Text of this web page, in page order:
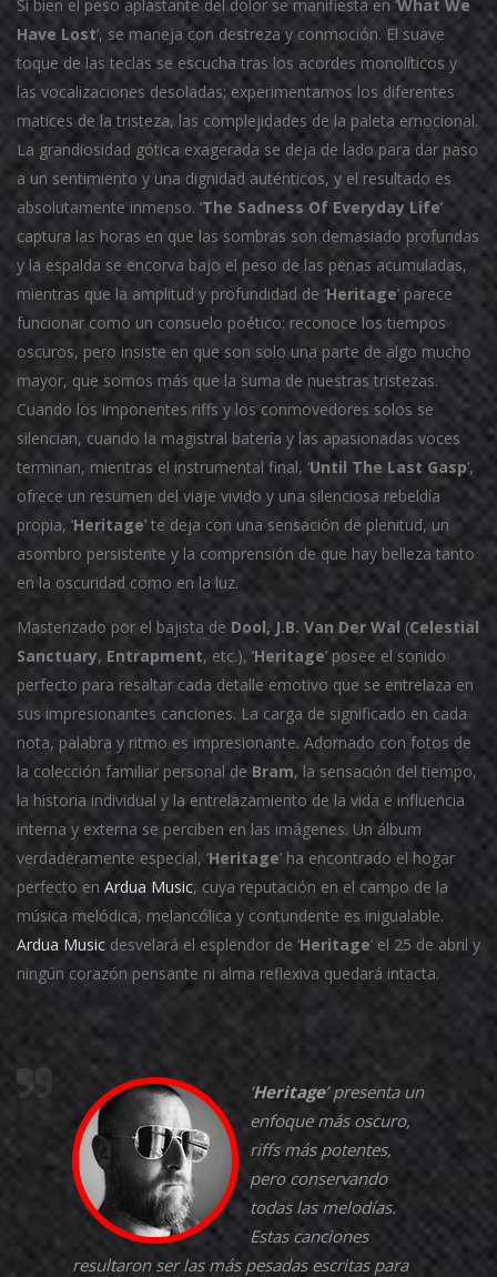
Si bien el peso aplastante del dolor se manifiesta en ‘What We
Have Lost’, se maneja con destreza y conmoción. El suave
toque de las teclas se escucha tras los acordes monolíticos y
las vocalizaciones desoladas; experimentamos los diferentes
matices de la tristeza, las complejidades de la paleta emocional.
La grandiosidad gótica exagerada se deja de lado para dar paso
a un sentimiento y una dignidad auténticos, y el resultado es
absolutamente inmenso. ‘The Sadness Of Everyday Life’
captura las horas en que las sombras son demasiado profundas
y la espalda se encorva bajo el peso de las penas acumuladas,
mientras que la amplitud y profundidad de ‘Heritage’ parece
funcionar como un consuelo poético: reconoce los tiempos
oscuros, pero insiste en que son solo una parte de algo mucho
mayor, que somos más que la suma de nuestras tristezas.
Cuando los imponentes riffs y los conmovedores solos se
silencian, cuando la magistral batería y las apasionadas voces
terminan, mientras el instrumental final, ‘Until The Last Gasp’,
ofrece un resumen del viaje vivido y una silenciosa rebeldía
propia, ‘Heritage’ te deja con una sensación de plenitud, un
asombro persistente y la comprensión de que hay belleza tanto
en la oscuridad como en la luz.
Masterizado por el bajista de Dool, J.B. Van Der Wal (Celestial
Sanctuary, Entrapment, etc.), ‘Heritage’ posee el sonido
perfecto para resaltar cada detalle emotivo que se entrelaza en
sus impresionantes canciones. La carga de significado en cada
nota, palabra y ritmo es impresionante. Adornado con fotos de
la colección familiar personal de Bram, la sensación del tiempo,
la historia individual y la entrelazamiento de la vida e influencia
interna y externa se perciben en las imágenes. Un álbum
verdaderamente especial, ‘Heritage’ ha encontrado el hogar
perfecto en Ardua Music, cuya reputación en el campo de la
música melódica, melancólica y contundente es inigualable.
Ardua Music desvelará el esplendor de ‘Heritage’ el 25 de abril y
ningún corazón pensante ni alma reflexiva quedará intacta.
‘Heritage’ presenta un
enfoque más oscuro,
riffs más potentes,
pero conservando
todas las melodías.
Estas canciones
resultaron ser las más pesadas escritas para